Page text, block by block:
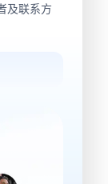
及联系方